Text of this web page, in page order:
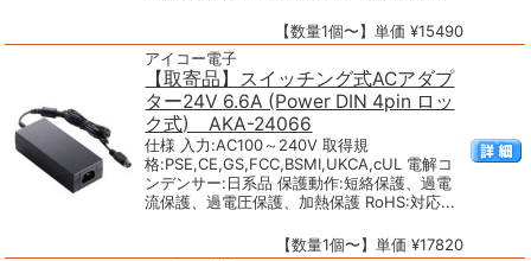
【数量1個〜】単価 ¥15490
アイコー電子
【取寄品】スイッチング式ACアダプ
ター24V 6.6A (Power DIN 4pin ロッ
ク式) AKA-24066
仕様 入力:AC100～240V 取得規
格:PSE,CE,GS,FCC,BSMI,UKCA,cUL 電解コ
ンデンサー:日系品 保護動作:短絡保護、過電
流保護、過電圧保護、加熱保護 RoHS:対応...
【数量1個〜】単価 ¥17820